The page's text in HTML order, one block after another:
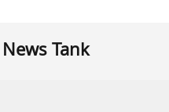
News Tank